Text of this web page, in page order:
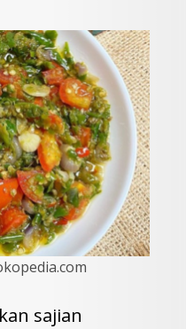
sajian